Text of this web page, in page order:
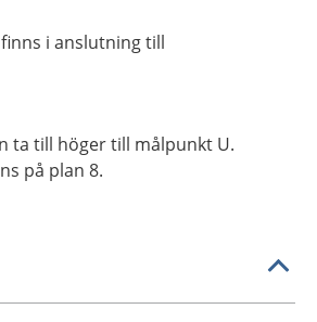
i anslutning till
ta till höger till målpunkt U.
på plan 8.